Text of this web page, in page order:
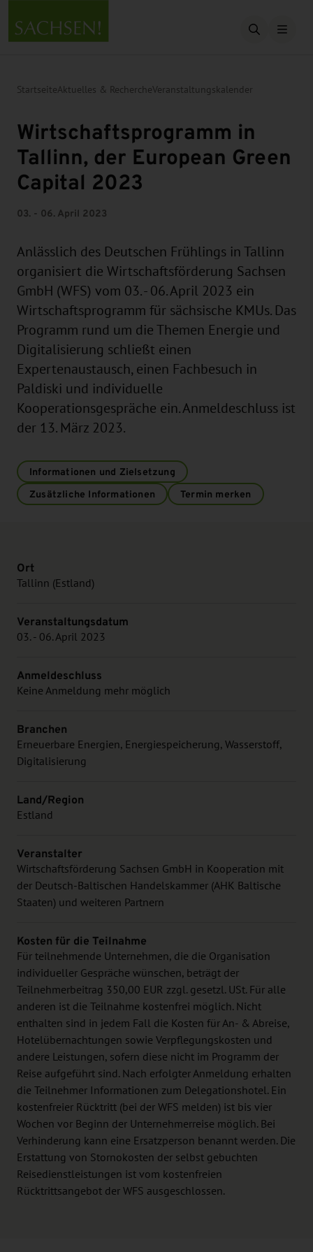
Suche
StartseiteAktuelles & RechercheVeranstaltungskalender
Wirtschaftsprogramm in
Tallinn, der European Green
Capital 2023
03. - 06. April 2023
Anlässlich des Deutschen Frühlings in Tallinn
organisiert die Wirtschaftsförderung Sachsen
GmbH (WFS) vom 03. - 06. April 2023 ein
Wirtschaftsprogramm für sächsische KMUs. Das
Programm rund um die Themen Energie und
Digitalisierung schließt einen
Expertenaustausch, einen Fachbesuch in
Paldiski und individuelle
Kooperationsgespräche ein. Anmeldeschluss ist
der 13. März 2023.
Informationen und Zielsetzung
Zusätzliche Informationen
Termin merken
Ort
Tallinn (Estland)
Veranstaltungsdatum
03. - 06. April 2023
Anmeldeschluss
Keine Anmeldung mehr möglich
Branchen
Erneuerbare Energien, Energiespeicherung, Wasserstoff,
Digitalisierung
Land/Region
Estland
Veranstalter
Wirtschaftsförderung Sachsen GmbH in Kooperation mit
der Deutsch-Baltischen Handelskammer (AHK Baltische
Staaten) und weiteren Partnern
Kosten für die Teilnahme
Für teilnehmende Unternehmen, die die Organisation
individueller Gespräche wünschen, beträgt der
Teilnehmerbeitrag 350,00 EUR zzgl. gesetzl. USt. Für alle
anderen ist die Teilnahme kostenfrei möglich. Nicht
enthalten sind in jedem Fall die Kosten für An- & Abreise,
Hotelübernachtungen sowie Verpflegungskosten und
andere Leistungen, sofern diese nicht im Programm der
Reise aufgeführt sind. Nach erfolgter Anmeldung erhalten
die Teilnehmer Informationen zum Delegationshotel. Ein
kostenfreier Rücktritt (bei der WFS melden) ist bis vier
Wochen vor Beginn der Unternehmerreise möglich. Bei
Verhinderung kann eine Ersatzperson benannt werden. Die
Erstattung von Stornokosten der selbst gebuchten
Reisedienstleistungen ist vom kostenfreien
Rücktrittsangebot der WFS ausgeschlossen.